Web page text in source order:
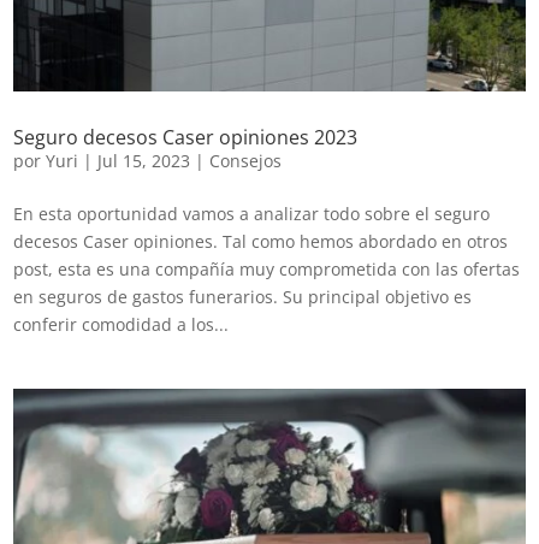
Seguro decesos Caser opiniones 2023
porYuri | Jul 15, 2023 | Consejos
En esta oportunidad vamos a analizar todo sobre el seguro
decesos Caser opiniones. Tal como hemos abordado en otros
post, esta es una compañía muy comprometida con las ofertas
en seguros de gastos funerarios. Su principal objetivo es
conferir comodidad a los...